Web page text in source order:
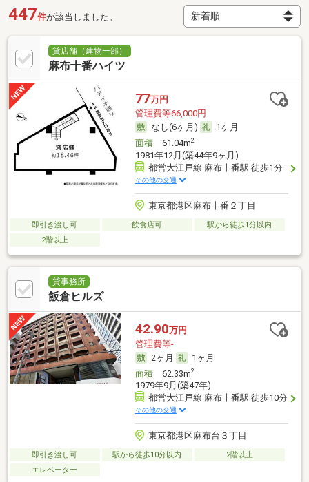
447件が該当しました。
貸店舗（建物一部）
麻布十番ハイツ
77万円
管理費等66,000円
なし(6ヶ月)
1ヶ月
面積61.04m2
1981年12月(築44年9ヶ月)
都営大江戸線 麻布十番駅 徒歩1分
その他の交通
東京都港区麻布十番２丁目
即引き渡し可 飲食店可
駅から徒歩1分以内
2階以上
貸事務所
飯倉ヒルズ
42.90万円
管理費等-
2ヶ月
1ヶ月
面積62.33m2
1979年9月(築47年)
都営大江戸線 麻布十番駅 徒歩10分
その他の交通
東京都港区麻布台３丁目
即引き渡し可 駅から徒歩10分以内
2階以上
エレベーター